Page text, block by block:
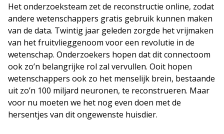
Het onderzoeksteam zet de reconstructie online, zodat
andere wetenschappers gratis gebruik kunnen maken
van de data. Twintig jaar geleden zorgde het vrijmaken
van het fruitvlieggenoom voor een revolutie in de
wetenschap. Onderzoekers hopen dat dit connectoom
ook zo’n belangrijke rol zal vervullen. Ooit hopen
wetenschappers ook zo het menselijk brein, bestaande
uit zo’n 100 miljard neuronen, te reconstrueren. Maar
voor nu moeten we het nog even doen met de
hersentjes van dit ongewenste huisdier.